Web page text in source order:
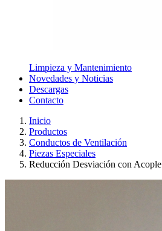
Limpieza y Mantenimiento
Novedades y Noticias
Descargas
Contacto
Inicio
Productos
Conductos de Ventilación
Piezas Especiales
Reducción Desviación con Acople